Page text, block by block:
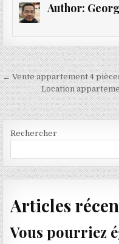
Author:
Navigation
de
l’article
← Vente appartement 4
Location
Rechercher
Articles
Vous pourriez